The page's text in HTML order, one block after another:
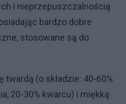
i nieprzepuszczalnością
bardzo dobre
stosowane są do
twardą (o składzie: 40-60%
20-30% kwarcu) i miękką